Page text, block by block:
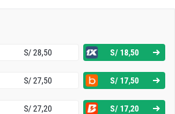
S/ 28,50 S/ 18,50
S/ 27,50 S/ 17,50
S/ 27,20 S/ 17,20